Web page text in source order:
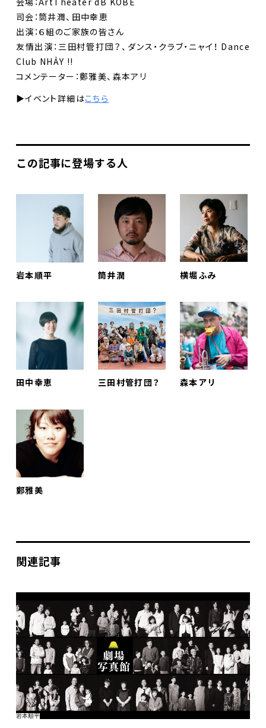
DANCE BOXとは
イベント
コラム
ネットワーク
劇場レンタル
司会：筒井潤、田中幸恵
出演：６組のご家族の皆さん
友情出演：三田村管打団？、ダンス・クラブ・ニャイ！ Dance
Club NHẢY !!
コメンテーター：鄭雅美、森本アリ
▶︎イベント詳細はこちら
この記事に登場する人
岩本順平 筒井潤 横堀ふみ
田中幸恵 三田村管打団？ 森本アリ
鄭雅美
関連記事
岩本順平